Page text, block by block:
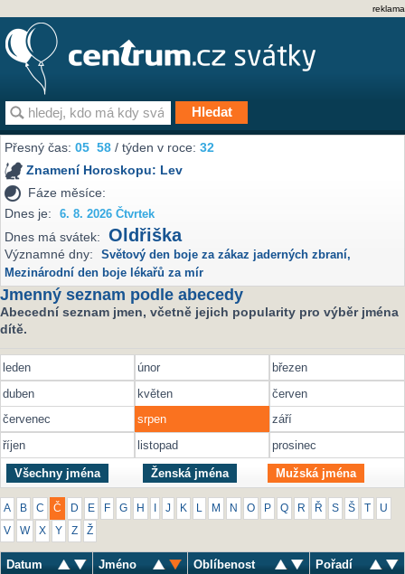
reklama
Přesný čas:05 58 / týden v roce:32
Znamení Horoskopu: Lev
Fáze měsíce:
Dnes je:
6. 8. 2026 Čtvrtek
Dnes má svátek: Oldřiška
Významné dny: Světový den boje za zákaz jaderných zbraní,
Mezinárodní den boje lékařů za mír
Jmenný seznam podle abecedy
Abecední seznam jmen, včetně jejich popularity pro výběr jména
dítě.
leden únor
březen
duben
květen
červen
červenec
srpen
září
říjen
listopad prosinec
Všechny jména Ženská jména Mužská jména
A B C Č D E F G H J K M N O P Q R Ř S Š U
V W X Y Z Ž
Datum Jméno Oblíbenost Pořadí